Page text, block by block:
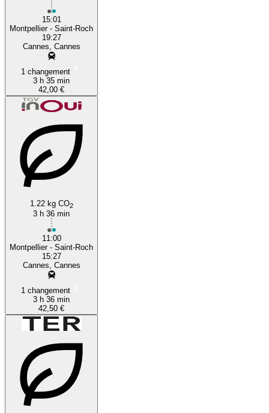
15:01
Montpellier - Saint-Roch
19:27
Cannes, Cannes
1 changement
3 h 35 min
42,00 €
1.22 kg CO2
3 h 36 min
11:00
Montpellier - Saint-Roch
15:27
Cannes, Cannes
1 changement
3 h 36 min
42,50 €